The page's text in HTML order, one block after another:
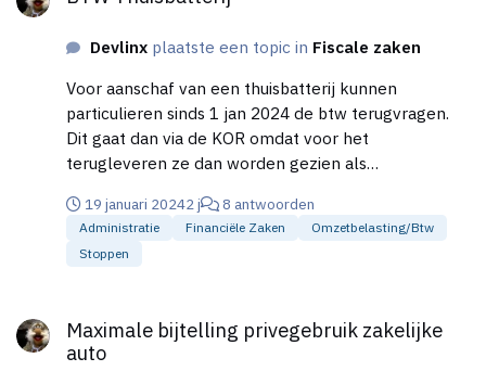
Devlinx plaatste een topic in Fiscale zaken
Voor aanschaf van een thuisbatterij kunnen
particulieren sinds 1 jan 2024 de btw terugvragen.
Dit gaat dan via de KOR omdat voor het
terugleveren ze dan worden gezien als
weg, ondernemers waarvoor de KOR niet meer van
toepassing is ook de btw op een thuisbatterij kunnen
terugvragen?
19 januari 20242 j 8 antwoorden
Administratie Financiële Zaken
Omzetbelasting/btw
Stoppen
Maximale bijtelling privegebruik zakelijke
auto